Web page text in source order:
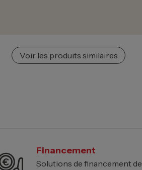
Voir les produits similaires
Financement
Solutions de financement de